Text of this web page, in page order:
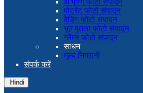
आभूषण फोटो संपादन
पोर्ट्रेट फोटो संपादन
वेडिंग फोटो संपादन
भूत पुतला फोटो संपादन
ग्लैमर फोटो संपादन
साधन
मूल्य निगरानी
संपर्क करें
Hindi